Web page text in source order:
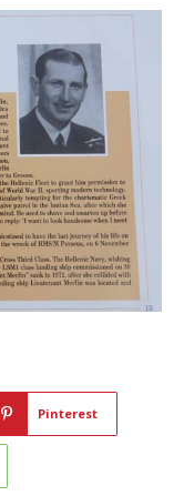
Pinterest